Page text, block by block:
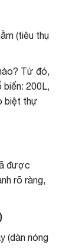
(tiêu thụ
Từ đó,
biến: 200L,
biệt thự
được
rõ ràng,
(dàn nóng